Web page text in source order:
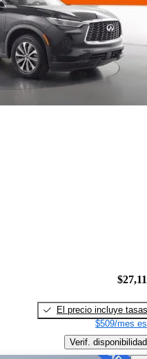
El precio incluye tasas
$509/mes
Verif. disponibilidad